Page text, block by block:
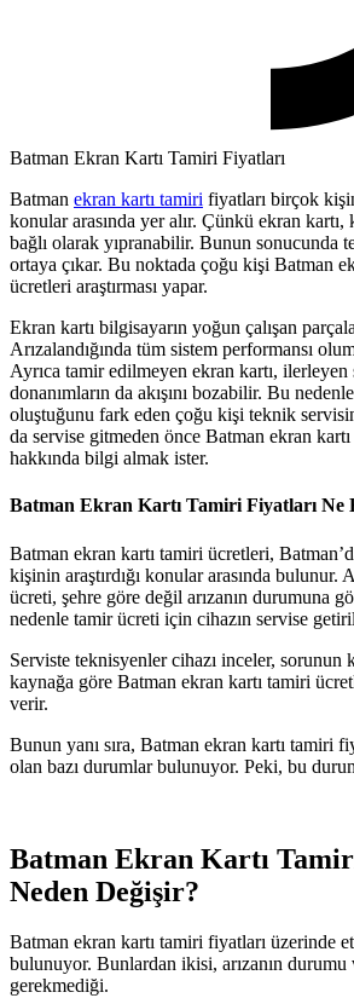
Batman Ekran Kartı Tamiri Fiyatları
Batman ekran kartı tamiri fiyatları birçok
konular arasında yer alır. Çünkü ekran kartı,
bağlı olarak yıpranabilir. Bunun sonucunda
ortaya çıkar. Bu noktada çoğu kişi Batman
ücretleri araştırması yapar.
Ekran kartı bilgisayarın yoğun çalışan
Arızalandığında tüm sistem performansı
Ayrıca tamir edilmeyen ekran kartı, ilerleyen
donanımların da akışını bozabilir. Bu
oluştuğunu fark eden çoğu kişi teknik
da servise gitmeden önce Batman ekran
hakkında bilgi almak ister.
Batman Ekran Kartı Tamiri Fiyatları Ne
Batman ekran kartı tamiri ücretleri,
kişinin araştırdığı konular arasında bulunur.
ücreti, şehre göre değil arızanın durumuna
nedenle tamir ücreti için cihazın servise
Serviste teknisyenler cihazı inceler, sorunun
kaynağa göre Batman ekran kartı tamiri
verir.
Bunun yanı sıra, Batman ekran kartı tamiri
olan bazı durumlar bulunuyor. Peki, bu
Batman Ekran Kartı
Neden Değişir?
Batman ekran kartı tamiri fiyatları üzerinde
bulunuyor. Bunlardan ikisi, arızanın
gerekmediği.